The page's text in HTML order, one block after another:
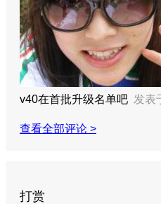
v40在首批升级名单吧 发表
查看全部评论 >
打赏